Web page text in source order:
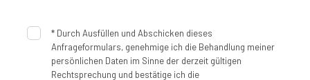
* Durch Ausfüllen und Abschicken dieses
Anfrageformulars, genehmige ich die Behandlung meiner
persönlichen Daten im Sinne der derzeit gültigen
Rechtsprechung und bestätige ich die